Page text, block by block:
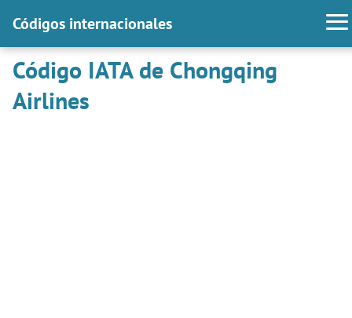
Códigos internacionales
Código IATA de Chongqing
Airlines